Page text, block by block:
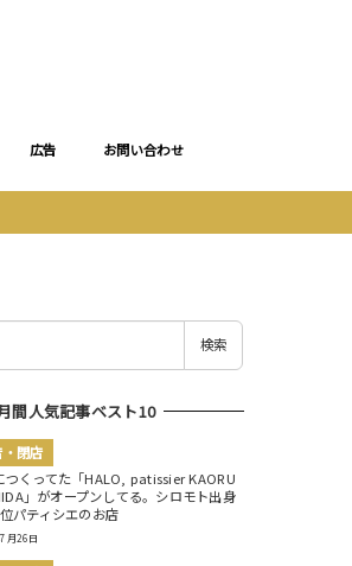
広告 お問い合わせ
検索
間人気記事ベスト10
・閉店
つくってた「HALO, patissier KAORU
」がオープンしてる。シロモト出身
パティシエのお店
月26日